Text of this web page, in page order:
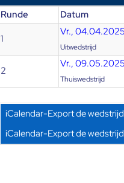
Runde Datum
1
Vr.,
Uitwedstrijd
2
Vr.,
Thuiswedstrijd
iCalendar-Export de
iCalendar-Export de